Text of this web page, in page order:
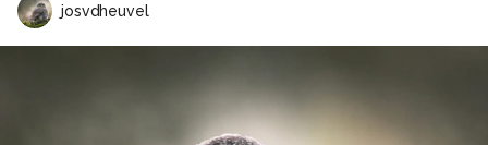
josvdheuvel